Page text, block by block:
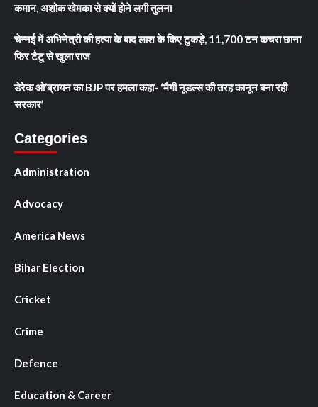
कमान, अशोक खेमका से क्यों होने लगी तुलना
चेन्नई में अभिनेत्री की हत्या के बाद लाश के किए टुकड़े, 11,700 टन कचरा छाना
फिर टैटू से खुला राज
डेरेक ओ’ब्रायन का BJP पर हमला कहा- ‘मैगी नूडल्स की तरह कानून बना रही
सरकार’
Categories
Administration
Advocacy
America News
Bihar Election
Cricket
Crime
Defence
Education & Career